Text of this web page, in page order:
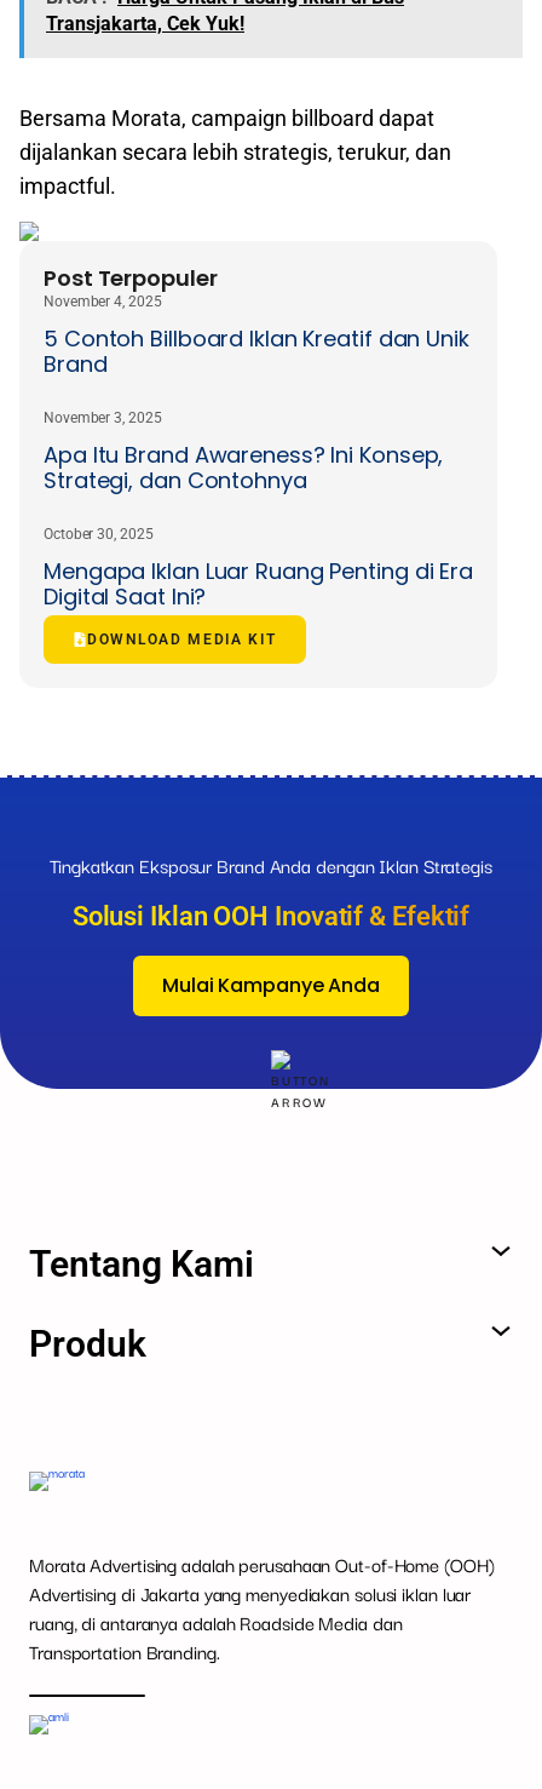
Transjakarta, Cek Yuk!
Bersama Morata, campaign billboard dapat
dijalankan secara lebih strategis, terukur, dan
impactful.
Post Terpopuler
5 Contoh Billboard Iklan Kreatif dan Unik
Brand
November 4, 2025
Apa Itu Brand Awareness? Ini Konsep,
Strategi, dan Contohnya
November 3, 2025
Mengapa Iklan Luar Ruang Penting di Era
Digital Saat Ini?
October 30, 2025
DOWNLOAD MEDIA KIT
Tingkatkan Eksposur Brand Anda dengan Iklan Strategis
Solusi Iklan OOH Inovatif & Efektif
Mulai Kampanye Anda
Tentang Kami
Produk
Morata Advertising adalah perusahaan Out-of-Home (OOH)
Advertising di Jakarta yang menyediakan solusi iklan luar
ruang, di antaranya adalah Roadside Media dan
Transportation Branding.